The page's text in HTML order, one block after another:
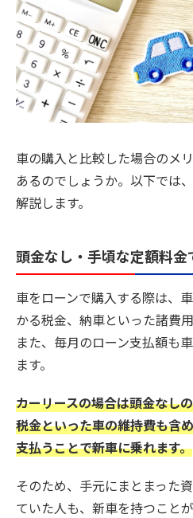
車の購入と比較した場合のメ
あるのでしょうか。以下では
解説します。
頭金なし・手頃な定額料金
車をローンで購入する際は、
かる税金、納車といった諸費用
また、毎月のローン支払額も
ます。
カーリースの場合は頭金なし
税金といった車の維持費も含
支払うことで新車に乗れます。
そのため、手元にまとまった
ていた人も、新車を持つことが